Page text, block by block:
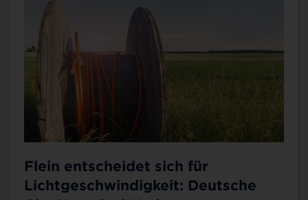
Flein entscheidet sich für
Lichtgeschwindigkeit: Deutsche